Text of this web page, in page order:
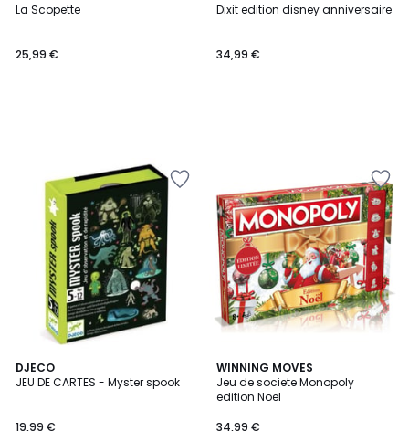
La Scopette
25,99 €
Dixit edition disney anniversaire
34,99 €
DJECO
JEU DE CARTES - Myster spook
19,99 €
WINNING MOVES
Jeu de societe Monopoly
edition Noel
34,99 €